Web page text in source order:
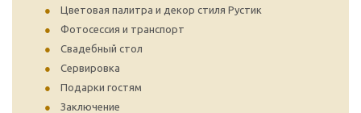
Цветовая палитра и декор стиля Рустик
Фотосессия и транспорт
Свадебный стол
Сервировка
Подарки гостям
Заключение